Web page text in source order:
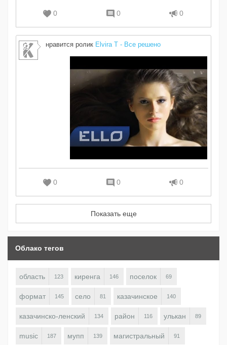
0 0 0
нравится ролик Elvira T - Все решено
0 0 0
Показать еще
Облако тегов
область 123 киренга 146 поселок 69
формат 145 село 81 казачинское 140
казачинско-ленский 134 район 116 улькан 89
music 187 мупп 139 магистральный 91